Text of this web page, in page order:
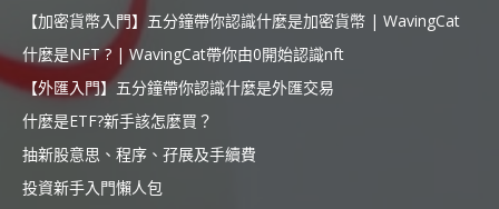
【加密貨幣入門】五分鐘帶你認識什麼是加密貨幣 | WavingCat
什麼是NFT ? | WavingCat帶你由0開始認識nft
【外匯入門】五分鐘帶你認識什麼是外匯交易
什麼是ETF?新手該怎麼買？
抽新股意思、程序、孖展及手續費
投資新手入門懶人包